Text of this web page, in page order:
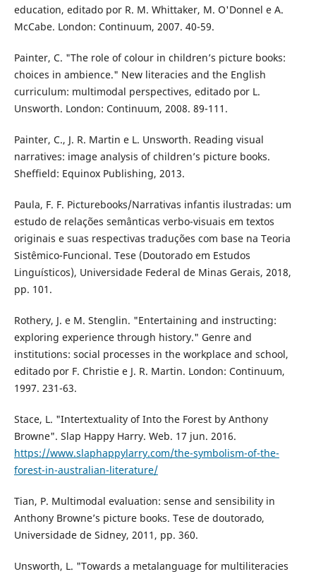
education, editado por R. M. Whittaker, M. O'Donnel e A.
McCabe. London: Continuum, 2007. 40-59.
Painter, C. "The role of colour in children’s picture books:
choices in ambience." New literacies and the English
curriculum: multimodal perspectives, editado por L.
Unsworth. London: Continuum, 2008. 89-111.
Painter, C., J. R. Martin e L. Unsworth. Reading visual
narratives: image analysis of children’s picture books.
Sheffield: Equinox Publishing, 2013.
Paula, F. F. Picturebooks/Narrativas infantis ilustradas: um
estudo de relações semânticas verbo-visuais em textos
originais e suas respectivas traduções com base na Teoria
Sistêmico-Funcional. Tese (Doutorado em Estudos
Linguísticos), Universidade Federal de Minas Gerais, 2018,
pp. 101.
Rothery, J. e M. Stenglin. "Entertaining and instructing:
exploring experience through history." Genre and
institutions: social processes in the workplace and school,
editado por F. Christie e J. R. Martin. London: Continuum,
1997. 231-63.
Stace, L. "Intertextuality of Into the Forest by Anthony
Browne". Slap Happy Harry. Web. 17 jun. 2016.
https://www.slaphappylarry.com/the-symbolism-of-the-
forest-in-australian-literature/
Tian, P. Multimodal evaluation: sense and sensibility in
Anthony Browne’s picture books. Tese de doutorado,
Universidade de Sidney, 2011, pp. 360.
Unsworth, L. "Towards a metalanguage for multiliteracies